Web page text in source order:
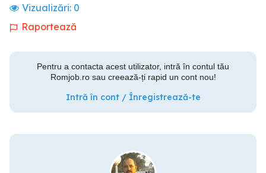
Vizualizări: 0
Raportează
Pentru a contacta acest utilizator, intră în contul tău
Romjob.ro sau creează-ți rapid un cont nou!
Intră în cont / Înregistrează-te